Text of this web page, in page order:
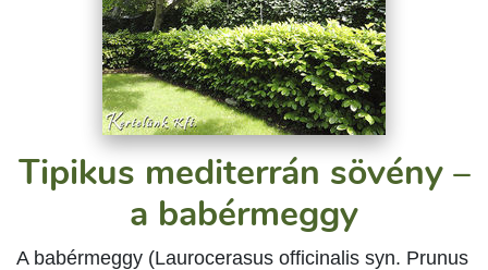
Tipikus mediterrán sövény –
a babérmeggy
A babérmeggy (Laurocerasus officinalis syn. Prunus